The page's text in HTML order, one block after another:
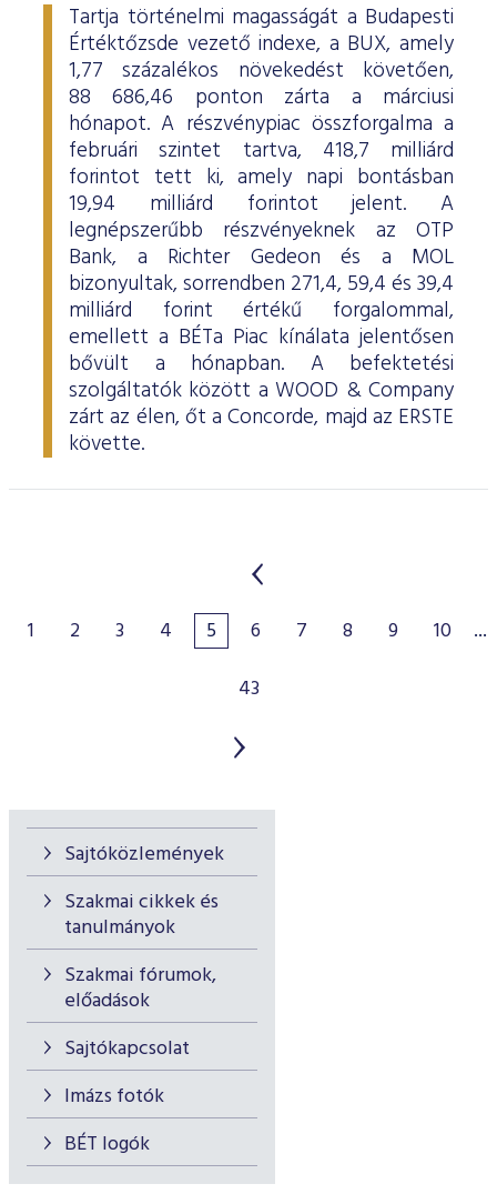
Sajtóközlemények
Szakmai cikkek és
tanulmányok
Szakmai fórumok,
előadások
Sajtókapcsolat
Imázs fotók
BÉT logók
Tartja történelmi magasságát a Budapesti
Értéktőzsde vezető indexe, a BUX, amely
1,77 százalékos növekedést követően,
88 686,46 ponton zárta a márciusi
hónapot. A részvénypiac összforgalma a
februári szintet tartva, 418,7 milliárd
forintot tett ki, amely napi bontásban
19,94 milliárd forintot jelent. A
legnépszerűbb részvényeknek az OTP
Bank, a Richter Gedeon és a MOL
bizonyultak, sorrendben 271,4, 59,4 és 39,4
milliárd forint értékű forgalommal,
emellett a BÉTa Piac kínálata jelentősen
bővült a hónapban. A befektetési
szolgáltatók között a WOOD & Company
zárt az élen, őt a Concorde, majd az ERSTE
követte.
1 2 3 4 5 6 7 8 9 10
...
43